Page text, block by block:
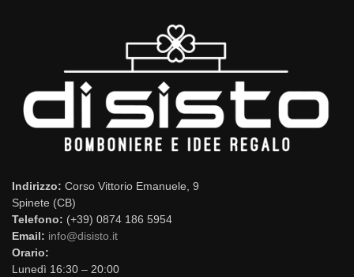
Indirizzo: Corso Vittorio Emanuele, 9
Spinete (CB)
Telefono: (+39) 0874 186 5954
Email: info@disisto.it
Orario:
Lunedì 16:30 – 20:00